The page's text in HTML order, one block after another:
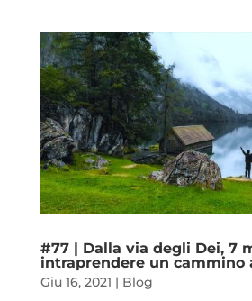
#77 | Dalla via degli Dei, 7
intraprendere un cammino
Giu 16, 2021 | Blog